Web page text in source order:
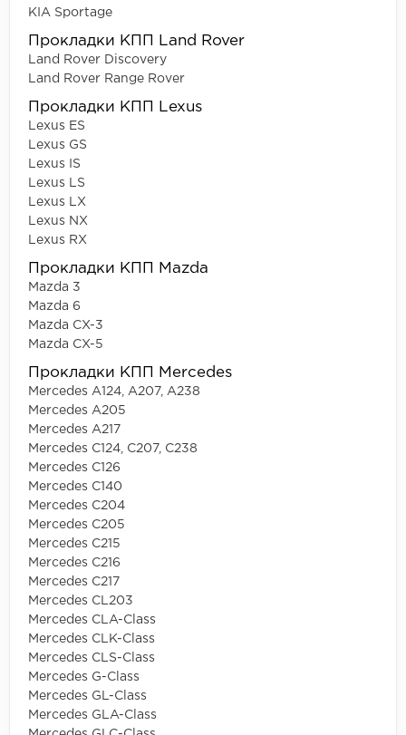
KIA Sportage
Прокладки КПП Land Rover
Land Rover Discovery
Land Rover Range Rover
Прокладки КПП Lexus
Lexus ES
Lexus GS
Lexus IS
Lexus LS
Lexus LX
Lexus NX
Lexus RX
Прокладки КПП Mazda
Mazda 3
Mazda 6
Mazda CX-3
Mazda CX-5
Прокладки КПП Mercedes
Mercedes A124, A207, A238
Mercedes A205
Mercedes A217
Mercedes C124, C207, C238
Mercedes C126
Mercedes C140
Mercedes C204
Mercedes C205
Mercedes C215
Mercedes C216
Mercedes C217
Mercedes CL203
Mercedes CLA-Class
Mercedes CLK-Class
Mercedes CLS-Class
Mercedes G-Class
Mercedes GL-Class
Mercedes GLA-Class